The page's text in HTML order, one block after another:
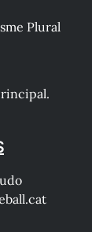
Plural